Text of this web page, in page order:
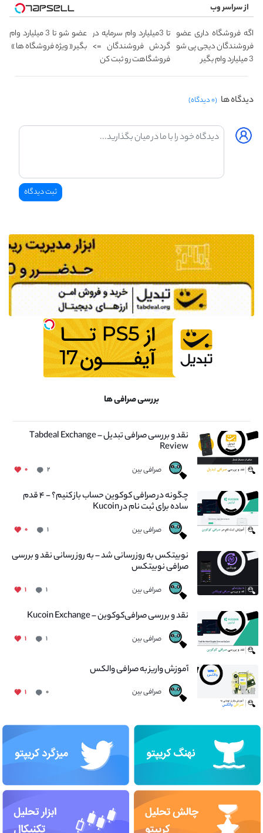
از سراسر وب
اگه فروشگاه داری عضو
فروشندگان دیجی پی شو
3 میلیارد وام بگیر
تا 3میلیارد وام سرمایه در
گردش فروشندگان =>
فروشگاهت رو ثبت کن
عضو شو تا 3 میلیارد وام
بگیر « ویژه فروشگاه ها »
دیدگاه ها (۰ دیدگاه)
بررسی صرافی ها
نقد و بررسی صرافی تبدیل – Tabdeal Exchange
Review
صرافی بین ۲ ۰
چگونه در صرافی کوکوین حساب باز کنیم؟ - ۴ قدم
ساده برای ثبت نام در Kucoin
صرافی بین ۱ ۰
نوبیتکس به روزرسانی شد – به روز رسانی نقد و بررسی
صرافی نوبیتکس
صرافی بین ۱ ۱
نقد و بررسی صرافی‌کوکوین – Kucoin Exchange
صرافی بین ۱ ۱
آموزش واریز به صرافی والکس
صرافی بین ۰ ۱